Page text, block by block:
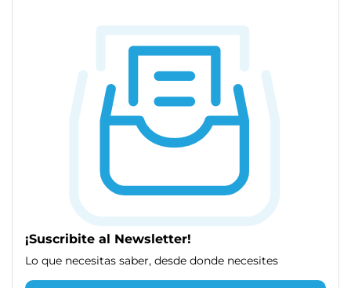
¡Suscribite al Newsletter!
Lo que necesitas saber, desde donde necesites